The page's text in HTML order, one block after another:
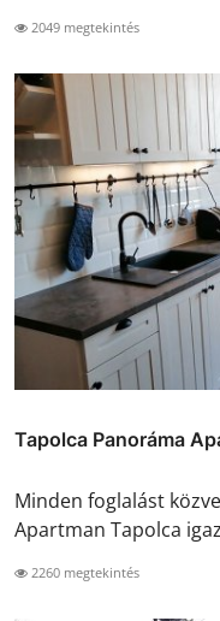
2049 megtekintés
Tapolca Panoráma
Minden foglalást
Apartman Tapolca
2260 megtekintés